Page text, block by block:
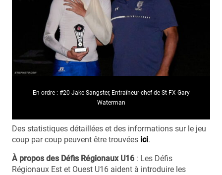
En ordre : #20 Jake Sangster, Entraîneur-chef de St FX Gary
Waterman
Des statistiques détaillées et des informations sur le jeu
coup par coup peuvent être trouvées ici.
À propos des Défis Régionaux U16 : Les Défis
Régionaux Est et Ouest U16 aident à introduire les